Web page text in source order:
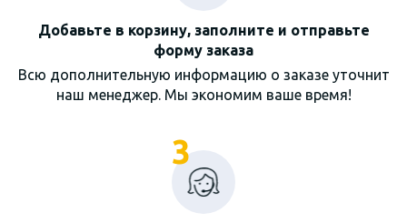
Добавьте в корзину, заполните и отправьте
форму заказа
Всю дополнительную информацию о заказе уточнит
наш менеджер. Мы экономим ваше время!
3